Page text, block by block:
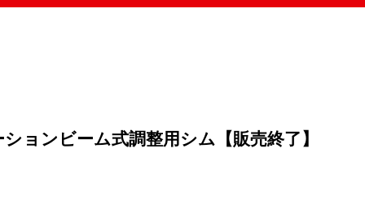
ョンビーム式調整用シム【販売終了】